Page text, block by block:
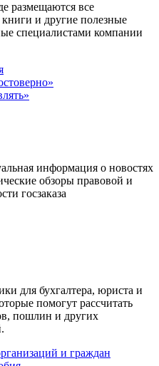
размещаются все
и другие полезные
специалистами компании
информация о новостях
обзоры правовой и
госзаказа
для бухгалтера, юриста и
помогут рассчитать
пошлин и других
и граждан